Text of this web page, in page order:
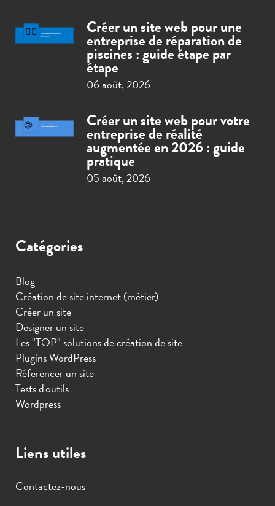
Créer un site web pour une
entreprise de réparation de
piscines : guide étape par
étape
06 août, 2026
Créer un site web pour votre
entreprise de réalité
augmentée en 2026 : guide
pratique
05 août, 2026
Catégories
Blog
Création de site internet (métier)
Créer un site
Designer un site
Les "TOP" solutions de création de site
Plugins WordPress
Réferencer un site
Tests d'outils
Wordpress
Liens utiles
Contactez-nous